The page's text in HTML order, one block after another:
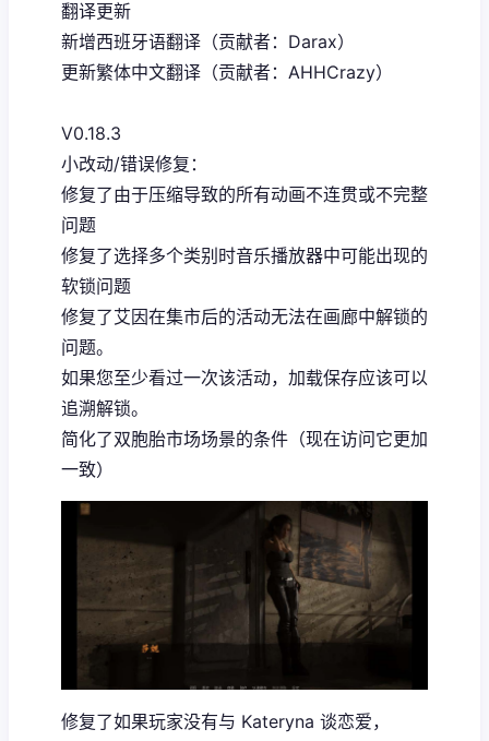
翻译更新
新增西班牙语翻译（贡献者：Darax）
更新繁体中文翻译（贡献者：AHHCrazy）
V0.18.3
小改动/错误修复：
修复了由于压缩导致的所有动画不连贯或不完整
问题
修复了选择多个类别时音乐播放器中可能出现的
软锁问题
修复了艾因在集市后的活动无法在画廊中解锁的
问题。
如果您至少看过一次该活动，加载保存应该可以
追溯解锁。
简化了双胞胎市场场景的条件（现在访问它更加
一致）
修复了如果玩家没有与 Kateryna 谈恋爱，